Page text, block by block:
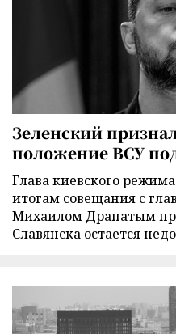
Зеленский
положение ВСУ
Глава киевского
итогам совещания с
Михаилом Драпатым
Славянска остается